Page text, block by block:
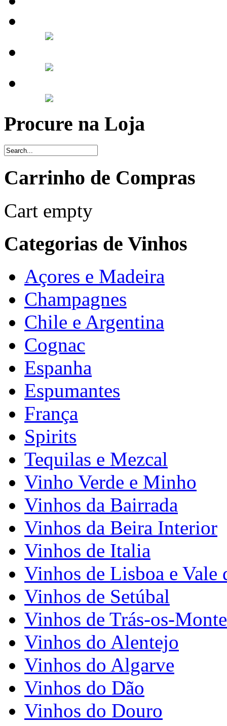
Procure na Loja
Carrinho de Compras
Cart empty
Categorias de Vinhos
Açores e Madeira
Champagnes
Chile e Argentina
Cognac
Espanha
Espumantes
França
Spirits
Tequilas e Mezcal
Vinho Verde e Minho
Vinhos da Bairrada
Vinhos da Beira Interior
Vinhos de Italia
Vinhos de Lisboa e Vale
Vinhos de Setúbal
Vinhos de Trás-os-
Vinhos do Alentejo
Vinhos do Algarve
Vinhos do Dão
Vinhos do Douro